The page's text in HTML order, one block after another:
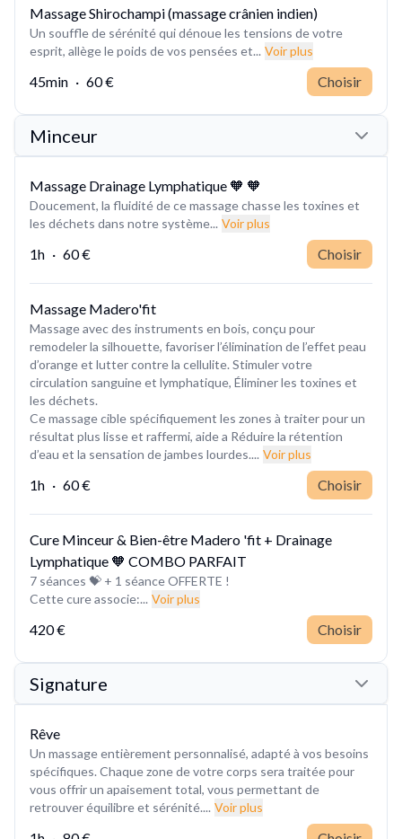
Massage Shirochampi (massage crânien indien)
Un souffle de sérénité qui dénoue les tensions de votre
esprit, allège le poids de vos pensées et... Voir plus
45min · 60 € Choisir
Minceur
Massage Drainage Lymphatique 🧡 🧡
Doucement, la fluidité de ce massage chasse les toxines et
les déchets dans notre système... Voir plus
1h · 60 € Choisir
Massage Madero'fit
Massage avec des instruments en bois, conçu pour
remodeler la silhouette, favoriser l’élimination de l’effet peau
d’orange et lutter contre la cellulite. Stimuler votre
circulation sanguine et lymphatique, Éliminer les toxines et
les déchets.
Ce massage cible spécifiquement les zones à traiter pour un
résultat plus lisse et raffermi, aide a Réduire la rétention
d’eau et la sensation de jambes lourdes.... Voir plus
1h · 60 € Choisir
Cure Minceur & Bien-être Madero 'fit + Drainage
Lymphatique 🧡 COMBO PARFAIT
7 séances 💝 + 1 séance OFFERTE !
Cette cure associe:... Voir plus
420 € Choisir
Signature
Rêve
Un massage entièrement personnalisé, adapté à vos besoins
spécifiques. Chaque zone de votre corps sera traitée pour
vous offrir un apaisement total, vous permettant de
retrouver équilibre et sérénité.... Voir plus